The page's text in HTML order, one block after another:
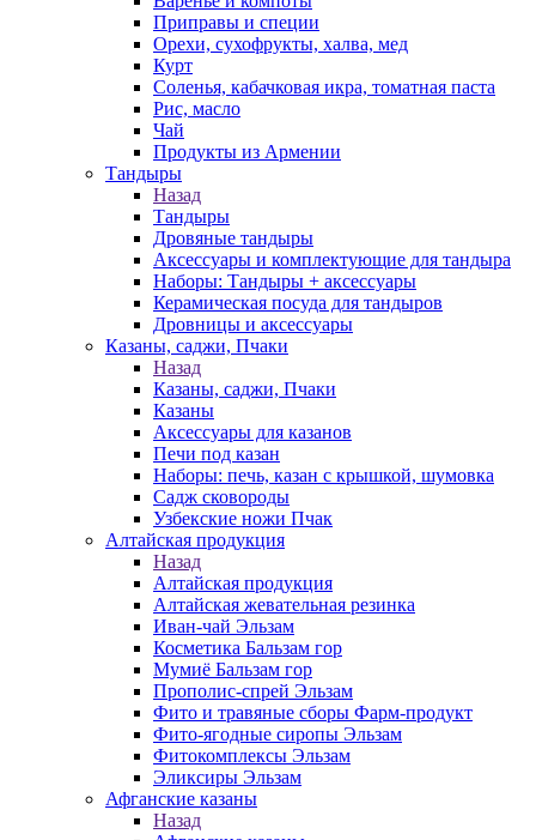
Приправы и специи
Орехи, сухофрукты, халва, мед
Курт
Соленья, кабачковая икра, томатная паста
Рис, масло
Чай
Продукты из Армении
Тандыры
Назад
Тандыры
Дровяные тандыры
Аксессуары и комплектующие для тандыра
Наборы: Тандыры + аксессуары
Керамическая посуда для тандыров
Дровницы и аксессуары
Казаны, саджи, Пчаки
Назад
Казаны, саджи, Пчаки
Казаны
Аксессуары для казанов
Печи под казан
Наборы: печь, казан с крышкой, шумовка
Садж сковороды
Узбекские ножи Пчак
Алтайская продукция
Назад
Алтайская продукция
Алтайская жевательная резинка
Иван-чай Эльзам
Косметика Бальзам гор
Мумиё Бальзам гор
Прополис-спрей Эльзам
Фито и травяные сборы Фарм-продукт
Фито-ягодные сиропы Эльзам
Фитокомплексы Эльзам
Эликсиры Эльзам
Афганские казаны
Назад